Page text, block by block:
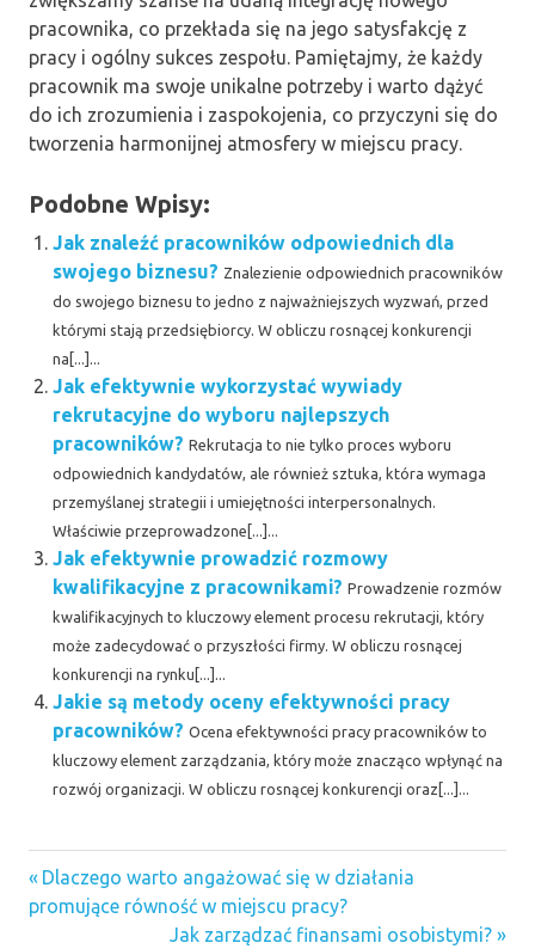
pracownika, co przekłada się na jego satysfakcję z
pracy i ogólny sukces zespołu. Pamiętajmy, że każdy
pracownik ma swoje unikalne potrzeby i warto dążyć
do ich zrozumienia i zaspokojenia, co przyczyni się do
tworzenia harmonijnej atmosfery w miejscu pracy.
Podobne Wpisy:
Jak znaleźć pracowników odpowiednich dla
swojego biznesu? Znalezienie odpowiednich pracowników
do swojego biznesu to jedno z najważniejszych wyzwań, przed
którymi stają przedsiębiorcy. W obliczu rosnącej konkurencji
na[...]...
Jak efektywnie wykorzystać wywiady
rekrutacyjne do wyboru najlepszych
pracowników? Rekrutacja to nie tylko proces wyboru
odpowiednich kandydatów, ale również sztuka, która wymaga
przemyślanej strategii i umiejętności interpersonalnych.
Właściwie przeprowadzone[...]...
Jak efektywnie prowadzić rozmowy
kwalifikacyjne z pracownikami? Prowadzenie rozmów
kwalifikacyjnych to kluczowy element procesu rekrutacji, który
może zadecydować o przyszłości firmy. W obliczu rosnącej
konkurencji na rynku[...]...
Jakie są metody oceny efektywności pracy
pracowników? Ocena efektywności pracy pracowników to
kluczowy element zarządzania, który może znacząco wpłynąć na
rozwój organizacji. W obliczu rosnącej konkurencji oraz[...]...
Nawigacja
wpisu
Previous
Post:
Dlaczego warto angażować się w działania
promujące równość w miejscu pracy?
Next
Jak zarządzać finansami osobistymi?